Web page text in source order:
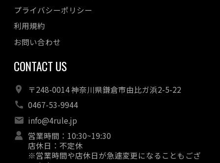
プライバシーポリシー
利用規約
お問い合わせ
CONTACT US
〒248-0014 神奈川県鎌倉市由比ガ浜2-5-22
0467-53-9944
info@4rule.jp
営業時間：10:30~19:30
店休日：不定休
※営業時間や店休日が急遽変更になることもござ